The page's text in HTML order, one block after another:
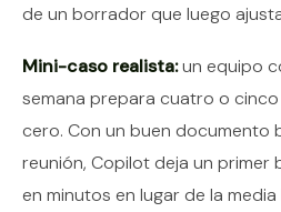
de un borrador que luego
Mini-caso realista:un equipo
semana prepara cuatro o
cero. Con un buen documento
reunión, Copilot deja un
en minutos en lugar de la